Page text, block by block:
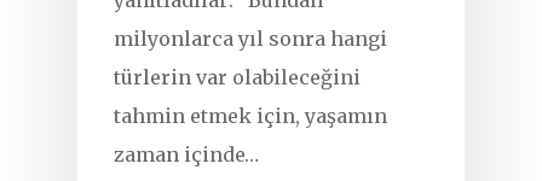
milyonlarca yıl sonra hangi
türlerin var olabileceğini
tahmin etmek için, yaşamın
zaman içinde…